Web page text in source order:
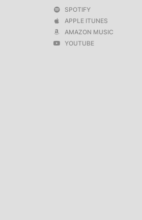
SPOTIFY
APPLE ITUNES
AMAZON MUSIC
YOUTUBE